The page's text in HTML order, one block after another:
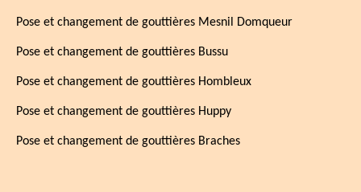
Pose et changement de gouttières Mesnil Domqueur
Pose et changement de gouttières Bussu
Pose et changement de gouttières Hombleux
Pose et changement de gouttières Huppy
Pose et changement de gouttières Braches